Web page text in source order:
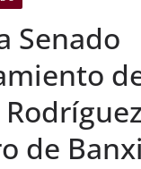
Senado
de